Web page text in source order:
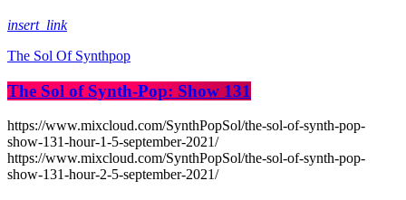
insert_link
The Sol Of Synthpop
The Sol of Synth-Pop: Show 131
https://www.mixcloud.com/SynthPopSol/the-sol-of-synth-pop-
show-131-hour-1-5-september-2021/
https://www.mixcloud.com/SynthPopSol/the-sol-of-synth-pop-
show-131-hour-2-5-september-2021/